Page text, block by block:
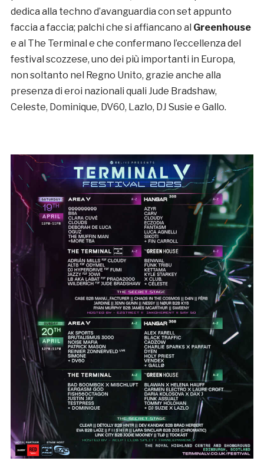
dedica alla techno d’avanguardia con set appunto
faccia a faccia; palchi che si affiancano al Greenhouse
e al The Terminal e che confermano l’eccellenza del
festival scozzese, uno dei più importanti in Europa,
non soltanto nel Regno Unito, grazie anche alla
presenza di eroi nazionali quali Jude Bradshaw,
Celeste, Dominique, DV60, Lazlo, DJ Susie e Gallo.